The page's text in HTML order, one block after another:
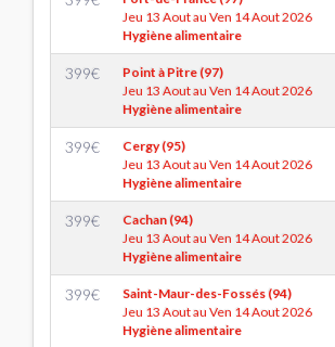
Jeu 13 Aout au Ven 14 Aout 2026
Hygiène alimentaire
399€
Point à Pitre (97)
Jeu 13 Aout au Ven 14 Aout 2026
Hygiène alimentaire
399€
Cergy (95)
Jeu 13 Aout au Ven 14 Aout 2026
Hygiène alimentaire
399€
Cachan (94)
Jeu 13 Aout au Ven 14 Aout 2026
Hygiène alimentaire
399€
Saint-Maur-des-Fossés (94)
Jeu 13 Aout au Ven 14 Aout 2026
Hygiène alimentaire